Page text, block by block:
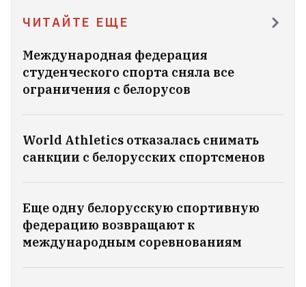
ЧИТАЙТЕ ЕЩЕ
Международная федерация
студенческого спорта сняла все
ограничения с белорусов
World Athletics отказалась снимать
санкции с белорусских спортсменов
Еще одну белорусскую спортивную
федерацию возвращают к
международным соревнованиям
ракеты SpaceX на Луну?
запустила кампанию «Матрешка»
4